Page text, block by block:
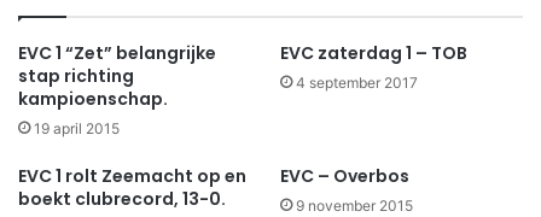
EVC 1 “Zet” belangrijke
stap richting
kampioenschap.
19 april 2015
EVC zaterdag 1 – TOB
4 september 2017
EVC 1 rolt Zeemacht op en
boekt clubrecord, 13-0.
EVC – Overbos
9 november 2015